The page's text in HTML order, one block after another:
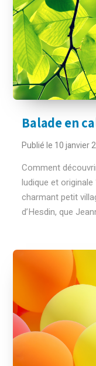
Balade en
Publié le 10 janvier
Comment
ludique et
charmant petit
d’Hesdin, que